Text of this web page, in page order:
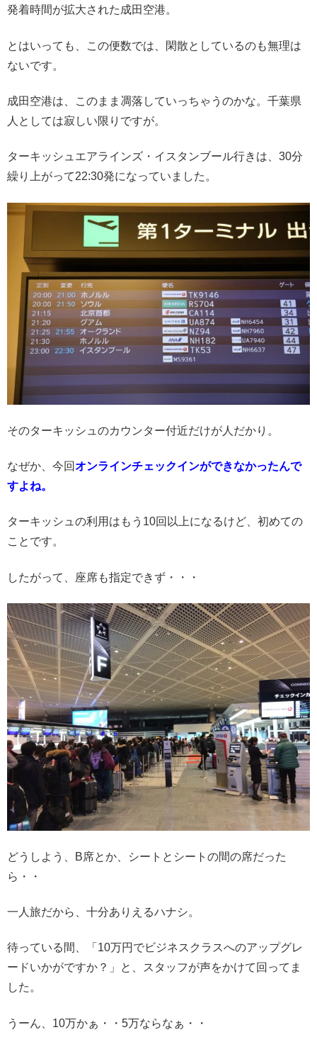
発着時間が拡大された成田空港。
とはいっても、この便数では、閑散としているのも無理は
ないです。
成田空港は、このまま凋落していっちゃうのかな。千葉県
人としては寂しい限りですが。
ターキッシュエアラインズ・イスタンブール行きは、30分
繰り上がって22:30発になっていました。
そのターキッシュのカウンター付近だけが人だかり。
なぜか、今回オンラインチェックインができなかったんで
すよね。
ターキッシュの利用はもう10回以上になるけど、初めての
ことです。
したがって、座席も指定できず・・・
どうしよう、B席とか、シートとシートの間の席だった
ら・・
一人旅だから、十分ありえるハナシ。
待っている間、「10万円でビジネスクラスへのアップグレ
ードいかがですか？」と、スタッフが声をかけて回ってま
した。
うーん、10万かぁ・・5万ならなぁ・・